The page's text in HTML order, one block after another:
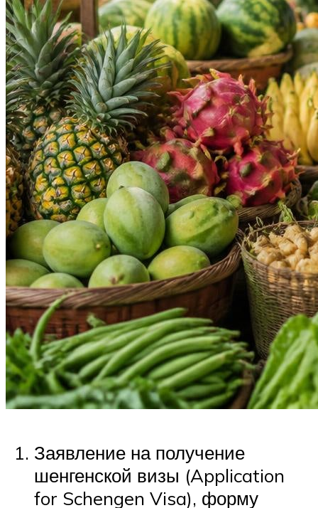
Заявление на получение
шенгенской визы (Application
for Schengen Visa), форму